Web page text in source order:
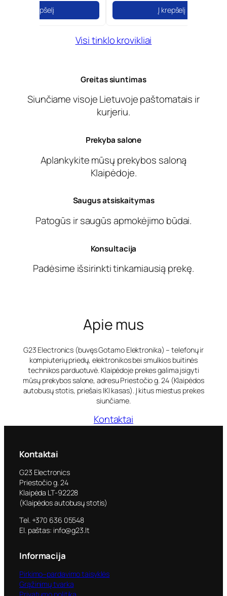
Visi tinklo krovikliai
Greitas siuntimas
Siunčiame visoje Lietuvoje paštomatais ir
kurjeriu.
Prekyba salone
Aplankykite mūsų prekybos saloną
Klaipėdoje.
Saugus atsiskaitymas
Patogūs ir saugūs apmokėjimo būdai.
Konsultacija
Padėsime išsirinkti tinkamiausią prekę.
Apie mus
G23 Electronics (buvęs Gotamo Elektronika) – telefonų ir
kompiuterių priedų, elektronikos bei smulkios buitinės
technikos parduotuvė. Klaipėdoje prekes galima įsigyti
mūsų prekybos salone, adresu Priestočio g. 24 (Klaipėdos
autobusų stotis, priešais IKI kasas). Į kitus miestus prekes
siunčiame.
Kontaktai
Kontaktai
G23 Electronics
Priestočio g. 24
Klaipėda LT-92228
(Klaipėdos autobusų stotis)
Tel. +370 636 05548
El. paštas: info@g23.lt
Informacija
Pirkimo–pardavimo taisyklės
Grąžinimų tvarka